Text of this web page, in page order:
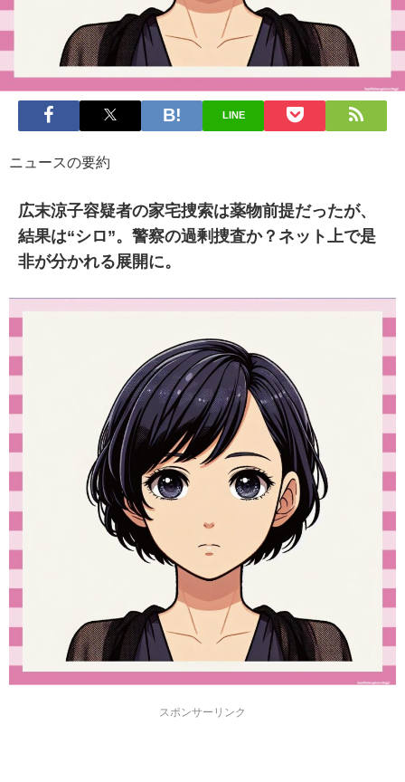
LINE
ニュースの要約
広末涼子容疑者の家宅捜索は薬物前提だったが、
結果は“シロ”。警察の過剰捜査か？ネット上で是
非が分かれる展開に。
スポンサーリンク